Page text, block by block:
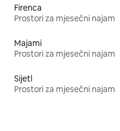
Firenca
Prostori za mjesečni najam
Majami
Prostori za mjesečni najam
Sijetl
Prostori za mjesečni najam